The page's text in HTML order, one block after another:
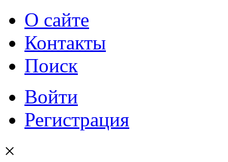
О сайте
Контакты
Поиск
Войти
Регистрация
×